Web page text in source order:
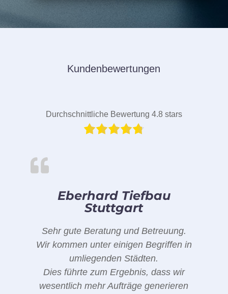
Kundenbewertungen
Durchschnittliche Bewertung 4.8 stars
Eberhard Tiefbau
Stuttgart
Sehr gute Beratung und Betreuung.
Wir kommen unter einigen Begriffen in
umliegenden Städten.
Dies führte zum Ergebnis, dass wir
wesentlich mehr Aufträge generieren